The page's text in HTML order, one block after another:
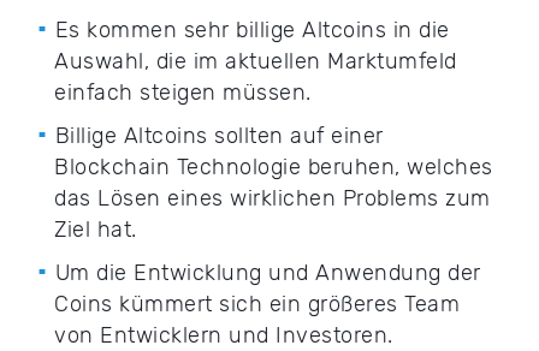
Es kommen sehr billige Altcoins in die
Auswahl, die im aktuellen Marktumfeld
einfach steigen müssen.
Billige Altcoins sollten auf einer
Blockchain Technologie beruhen, welches
das Lösen eines wirklichen Problems zum
Ziel hat.
Um die Entwicklung und Anwendung der
Coins kümmert sich ein größeres Team
von Entwicklern und Investoren.